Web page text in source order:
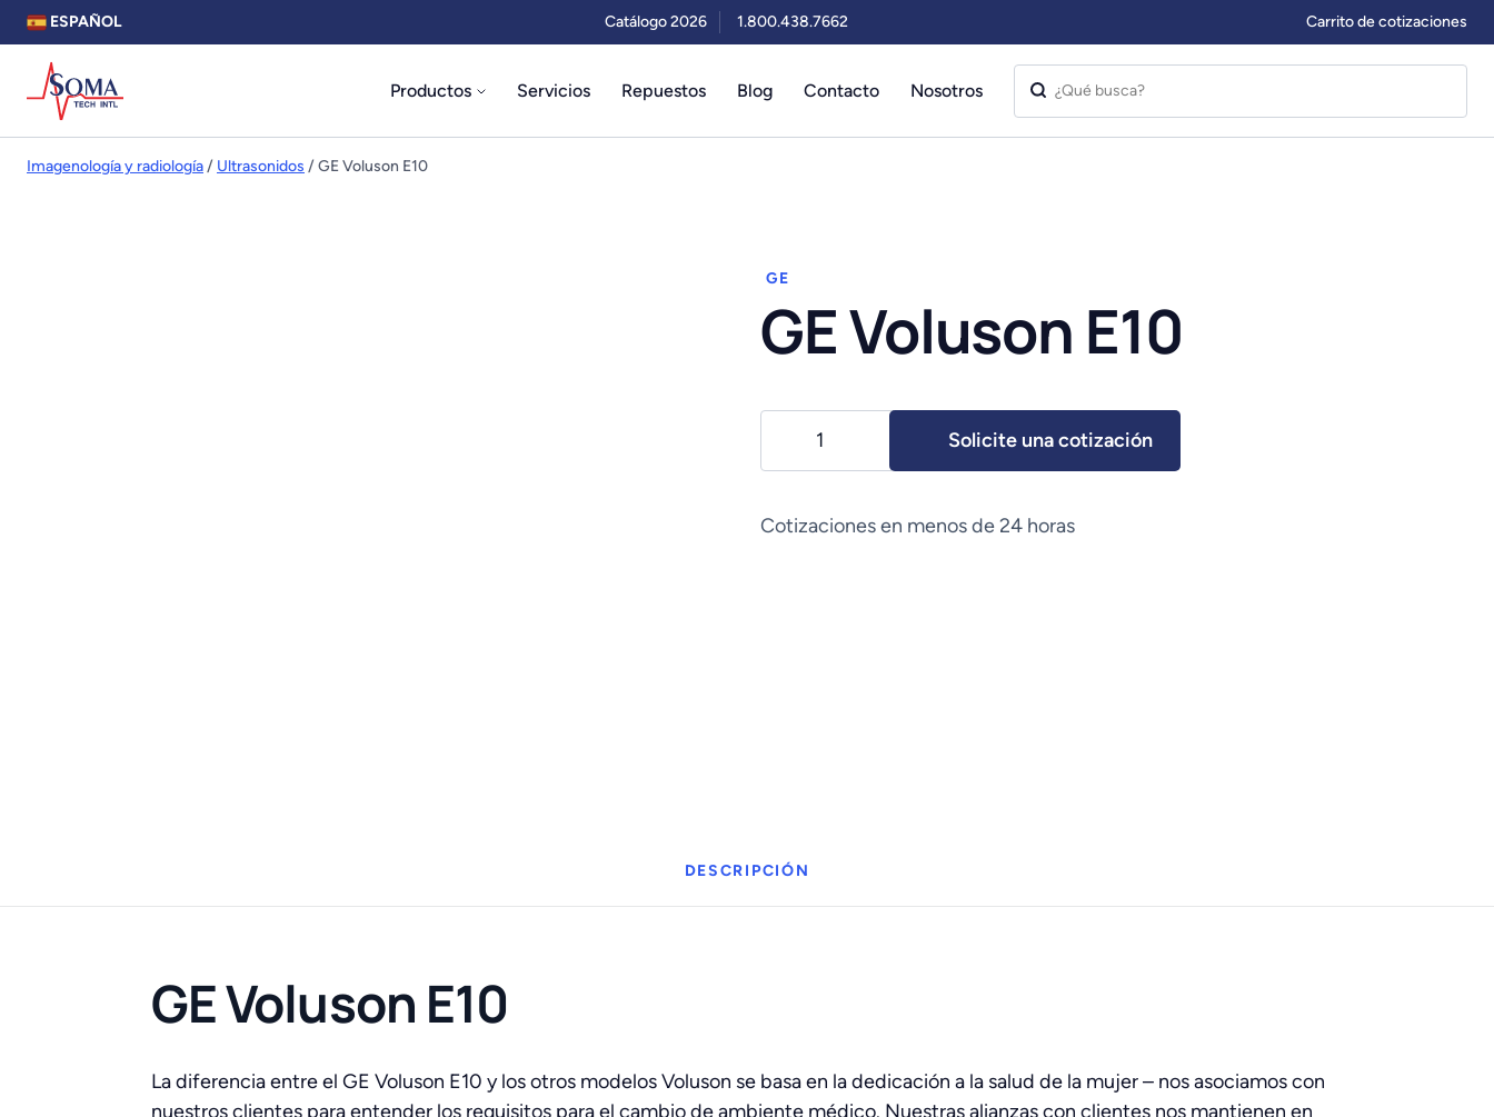
ESPAÑOL Catálogo 2026 1.800.438.7662 Carrito de cotizaciones
Productos Servicios Repuestos Blog Contacto Nosotros
Imagenología y radiología/ Ultrasonidos / GE Voluson E10
GE
GE Voluson E10
Voluson
E10
Solicite una cotización
Cotizaciones en menos de 24 horas
DESCRIPCIÓN
GE Voluson E10
La diferencia entre el GE Voluson E10 y los otros modelos Voluson se basa en la dedicación a la salud de la mujer – nos asociamos con
nuestros clientes para entender los requisitos para el cambio de ambiente médico. Nuestras alianzas con clientes nos mantienen en